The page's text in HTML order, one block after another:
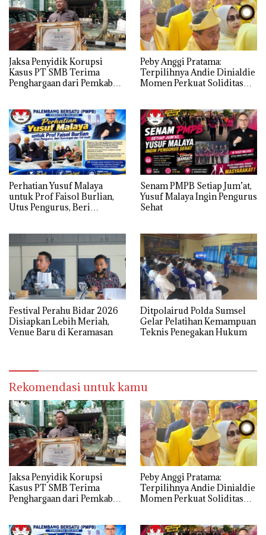
Jaksa Penyidik Korupsi
Kasus PT SMB Terima
Penghargaan dari Pemkab
Peby Anggi Pratama:
Terpilihnya Andie Dinialdie
Momen Perkuat Soliditas
Perhatian Yusuf Malaya
untuk Prof Faisol Burlian,
Utus Pengurus, Beri
Senam PMPB Setiap Jum’at,
Yusuf Malaya Ingin Pengurus
Sehat
Festival Perahu Bidar 2026
Disiapkan Lebih Meriah,
Venue Baru di Keramasan
Ditpolairud Polda Sumsel
Gelar Pelatihan Kemampuan
Teknis Penegakan Hukum
Rekomendasi untuk kamu
Jaksa Penyidik Korupsi
Kasus PT SMB Terima
Penghargaan dari Pemkab
Peby Anggi Pratama:
Terpilihnya Andie Dinialdie
Momen Perkuat Soliditas